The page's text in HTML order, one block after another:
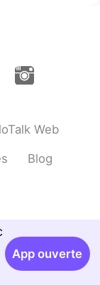
Web
Blog
App ouverte